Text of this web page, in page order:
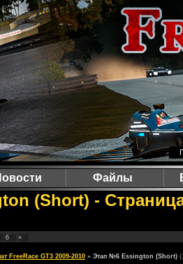
Файлы
(Short) -
6 »
FreeRace GT3 2009-2010 » Этап №6 Essington (Short)